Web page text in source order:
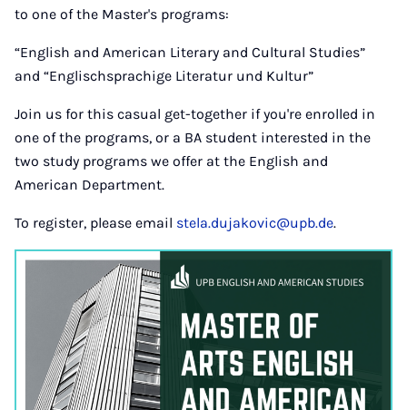
to one of the Master's programs:
“English and American Literary and Cultural Studies”
and “Englischsprachige Literatur und Kultur”
Join us for this casual get-together if you're enrolled in
one of the programs, or a BA student interested in the
two study programs we offer at the English and
American Department.
To register, please email stela.dujakovic@upb.de.